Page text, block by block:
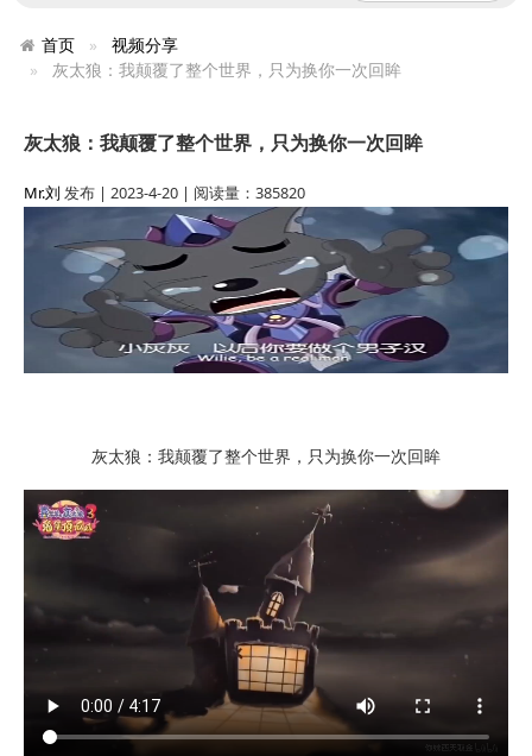
首页
视频分享
灰太狼：我颠覆了整个世界，只为换你一次回眸
灰太狼：我颠覆了整个世界，只为换你一次回眸
Mr.刘 发布 | 2023-4-20 | 阅读量：385820
灰太狼：我颠覆了整个世界，只为换你一次回眸